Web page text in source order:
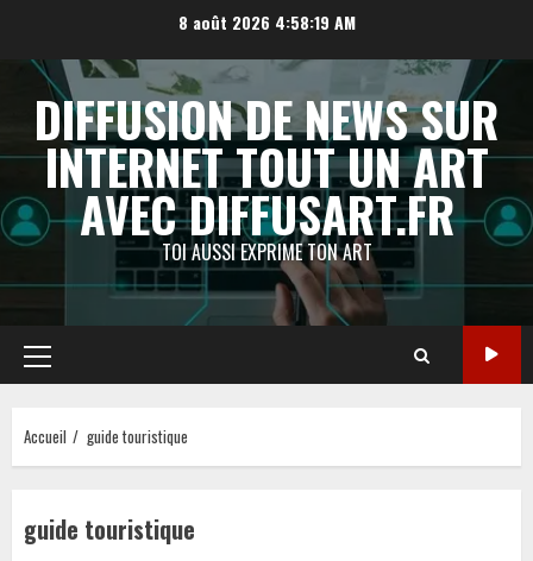
contenu
8 août 2026 4:58:20 AM
DIFFUSION DE NEWS SUR
INTERNET TOUT UN ART
AVEC DIFFUSART.FR
TOI AUSSI EXPRIME TON ART
Menu
principal
Accueil guide touristique
guide touristique